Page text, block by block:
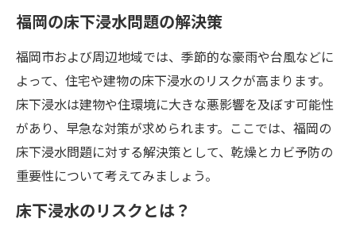
福岡の床下浸水問題の解決策
福岡市および周辺地域では、季節的な豪雨や台風などに
よって、住宅や建物の床下浸水のリスクが高まります。
床下浸水は建物や住環境に大きな悪影響を及ぼす可能性
があり、早急な対策が求められます。ここでは、福岡の
床下浸水問題に対する解決策として、乾燥とカビ予防の
重要性について考えてみましょう。
床下浸水のリスクとは？